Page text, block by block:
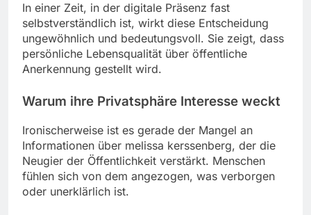
In einer Zeit, in der digitale Präsenz fast
selbstverständlich ist, wirkt diese Entscheidung
ungewöhnlich und bedeutungsvoll. Sie zeigt, dass
persönliche Lebensqualität über öffentliche
Anerkennung gestellt wird.
Warum ihre Privatsphäre Interesse weckt
Ironischerweise ist es gerade der Mangel an
Informationen über melissa kerssenberg, der die
Neugier der Öffentlichkeit verstärkt. Menschen
fühlen sich von dem angezogen, was verborgen
oder unerklärlich ist.